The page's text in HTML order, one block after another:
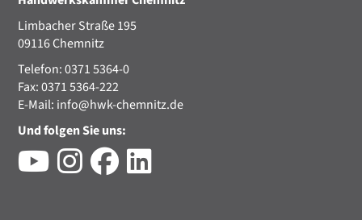
Limbacher Straße 195
09116 Chemnitz
Telefon: 0371 5364-0
Fax: 0371 5364-222
E-Mail: info@hwk-chemnitz.de
Und folgen Sie uns: